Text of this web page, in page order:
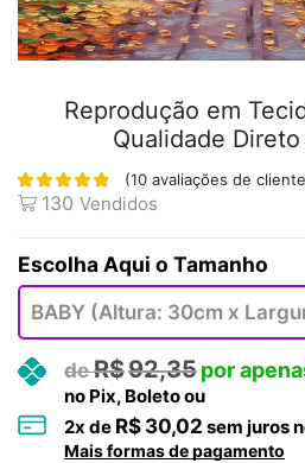
Reprodução em
Qualidade
(10 avaliações de
130 Vendidos
Tamanho
R$92,35
no Pix, Boleto ou
2x de R$ 30,02 sem juros
Mais formas de pagamento